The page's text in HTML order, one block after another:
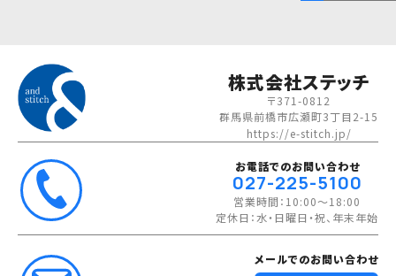
株式会社ステッチ
〒371-0812
群馬県前橋市広瀬町3丁目2-15
https://e-stitch.jp/
お電話でのお問い合わせ
027-225-5100
営業時間：10:00～18:00
定休日：水・日曜日・祝、年末年始
メールでのお問い合わせ